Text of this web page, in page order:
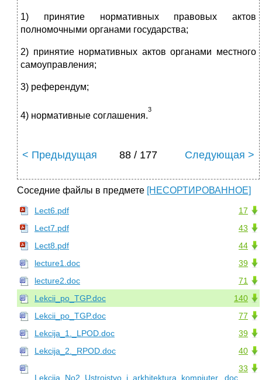
1) принятие нормативных правовых актов
полномочными органами государства;
2) принятие нормативных актов органами местного
самоуправления;
3) референдум;
4) нормативные соглашения.
3
< Предыдущая 88 / 177 Следующая >
Соседние файлы в предмете [НЕСОРТИРОВАННОЕ]
17
Lect6.pdf
43
Lect7.pdf
44
Lect8.pdf
39
lecture1.doc
71
lecture2.doc
140
Lekcii_po_TGP.doc
77
Lekcii_po_TGP.doc
39
Lekcija_1._LPOD.doc
40
Lekcija_2._RPOD.doc
33
Lekcija_No2_Ustroistvo_i_arkhitektura_kompjuter...doc